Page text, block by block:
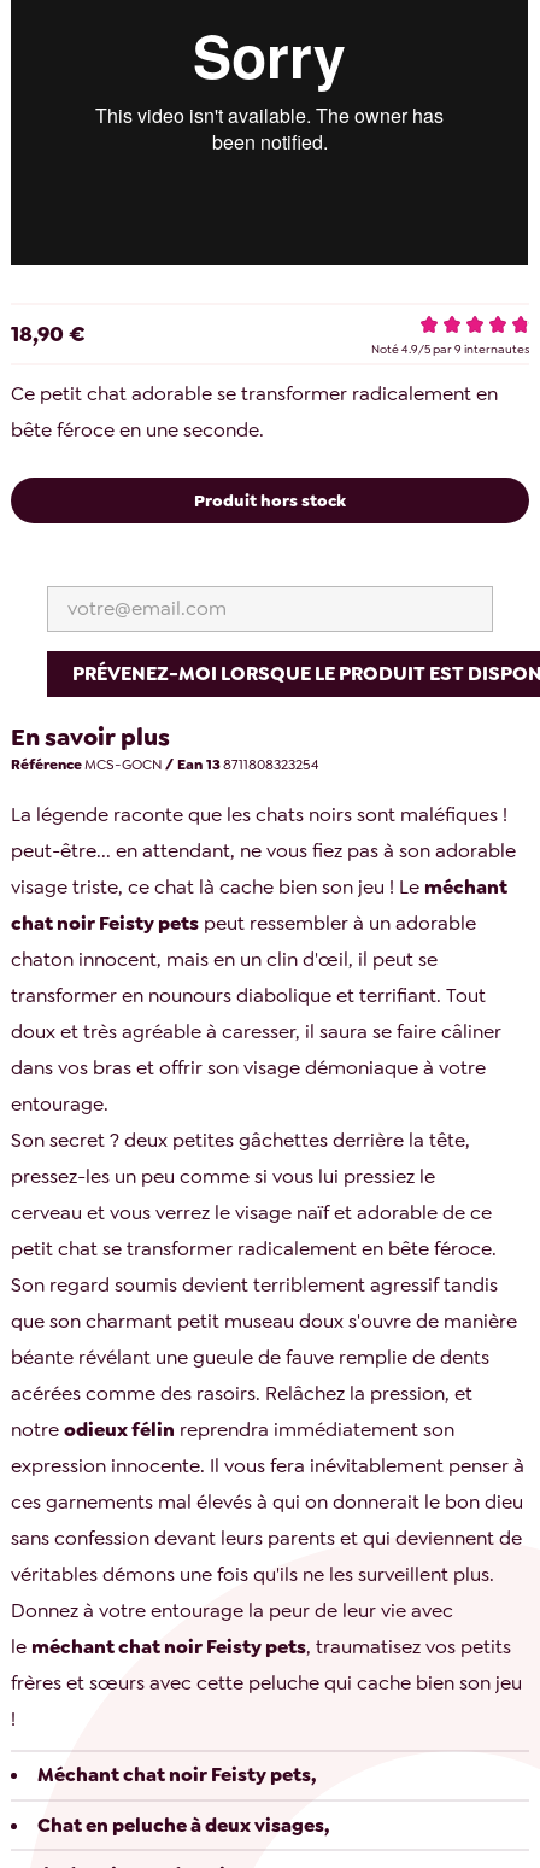
18,90 €
Noté4.9/5par9 internautes
Ce petit chat adorable se transformer radicalement en
bête féroce en une seconde.
Produit hors stock
PRÉVENEZ-MOI LORSQUE LE PRODUIT EST
En savoir plus
RéférenceMCS-GOCN / Ean 138711808323254
La légende raconte que les chats noirs sont maléfiques !
peut-être... en attendant, ne vous fiez pas à son adorable
visage triste, ce chat là cache bien son jeu ! Le méchant
chat noir Feisty pets peut ressembler à un adorable
chaton innocent, mais en un clin d'œil, il peut se
transformer en nounours diabolique et terrifiant. Tout
doux et très agréable à caresser, il saura se faire câliner
dans vos bras et offrir son visage démoniaque à votre
entourage.
Son secret ? deux petites gâchettes derrière la tête,
pressez-les un peu comme si vous lui pressiez le
cerveau et vous verrez le visage naïf et adorable de ce
petit chat se transformer radicalement en bête féroce.
Son regard soumis devient terriblement agressif tandis
que son charmant petit museau doux s'ouvre de manière
béante révélant une gueule de fauve remplie de dents
acérées comme des rasoirs. Relâchez la pression, et
notreodieux félin reprendra immédiatement son
expression innocente. Il vous fera inévitablement penser à
ces garnements mal élevés à qui on donnerait le bon dieu
sans confession devant leurs parents et qui deviennent de
véritables démons une fois qu'ils ne les surveillent plus.
Donnez à votre entourage la peur de leur vie avec
le méchant chat noir Feisty pets, traumatisez vos petits
frères et sœurs avec cette peluche qui cache bien son jeu
!
Méchant chat noir Feisty pets,
Chat en peluche à deux visages,